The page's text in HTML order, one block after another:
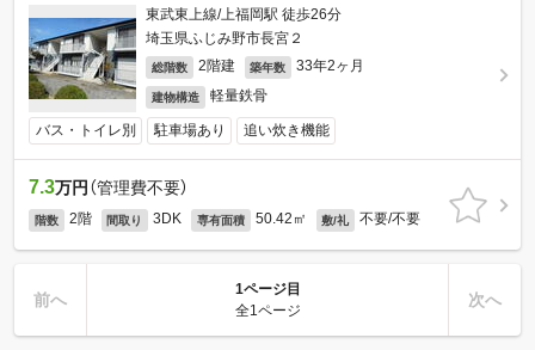
東武東上線/上福岡駅 徒歩26分
埼玉県ふじみ野市長宮２
総階数 2階建 築年数 33年2ヶ月
建物構造 軽量鉄骨
バス・トイレ別 駐車場あり 追い炊き機能
7.3万円 （管理費不要）
階数 2階 間取り 3DK 専有面積 50.42㎡ 敷/礼 不要/不要
前へ
1ページ目
全1ページ
次へ